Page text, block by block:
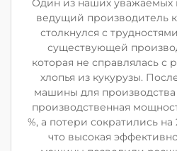
ведущий производитель
столкнулся с
существующей
которая не справлялась с
хлопья из кукурузы.
машины для производства
производственная
%, а потери сократились на
что высокая